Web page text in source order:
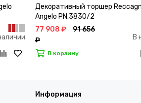
Декоративный торшер
Angelo PN.3830/2
77 908 ₽
91 656
₽
В
В корзину
Информация